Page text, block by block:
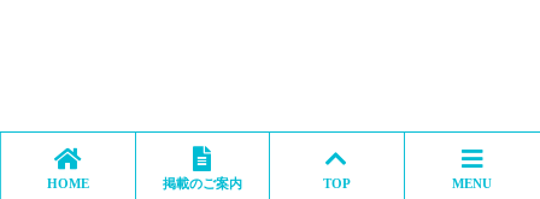
HOME 掲載のご案内 TOP MENU